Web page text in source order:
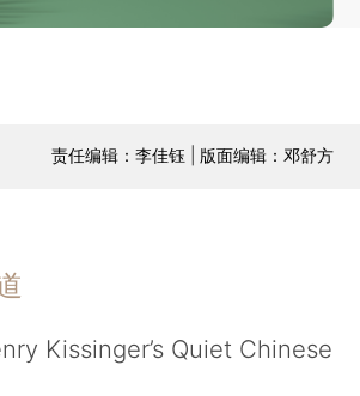
责任编辑：李佳钰 | 版面编辑：邓舒方
Kissinger’s Quiet Chinese